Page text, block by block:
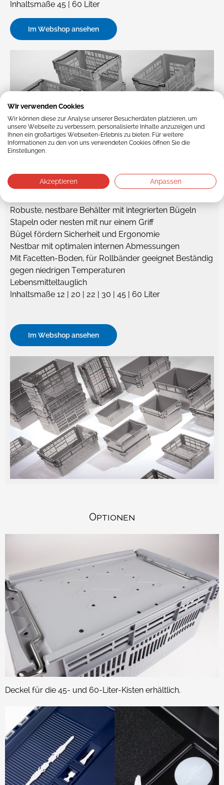
Inhaltsmaße 45 | 60 Liter
Im Webshop ansehen
Bügelkisten
Robuste, nestbare Behälter mit integrierten Bügeln
Stapeln oder nesten mit nur einem Griff
Bügel fördern Sicherheit und Ergonomie
Nestbar mit optimalen internen Abmessungen
Mit Facetten-Boden, für Rollbänder geeignet Beständig
gegen niedrigen Temperaturen
Lebensmitteltauglich
Inhaltsmaße 12 | 20 | 22 | 30 | 45 | 60 Liter
Im Webshop ansehen
Optionen
Deckel für die 45- und 60-Liter-Kisten erhältlich.
Wir verwenden Cookies
Wir können diese zur Analyse unserer Besucherdaten platzieren, um
unsere Webseite zu verbessern, personalisierte Inhalte anzuzeigen und
Ihnen ein großartiges Webseiten-Erlebnis zu bieten. Für weitere
Informationen zu den von uns verwendeten Cookies öffnen Sie die
Einstellungen.
Akzeptieren Anpassen